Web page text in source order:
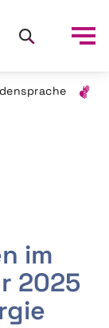
im
2025